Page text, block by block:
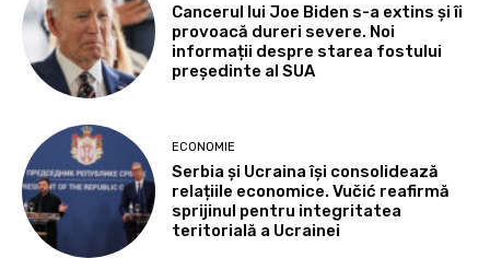
Cancerul lui Joe Biden s-a extins și îi
provoacă dureri severe. Noi
informații despre starea fostului
președinte al SUA
ECONOMIE
Serbia și Ucraina își consolidează
relațiile economice. Vučić reafirmă
sprijinul pentru integritatea
teritorială a Ucrainei